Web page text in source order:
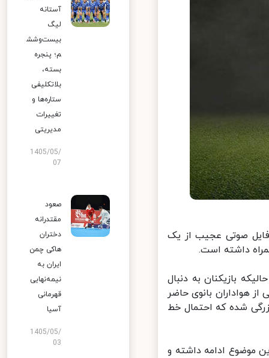
صوتی عجیب از یک
داشته است.
بازیکنان به دنبال
هواداران بانوی حاضر
شده که احتمال خط
موضوع ادامه داشته و
آستانه
لیگ
بیست‌وشش
م؛ پنجره
بسته،
بلاتکلیفی
ستاره‌ها و
تغییرات
مدیریتی
1405/05/
07
صعود
مقتدرانه
دختران
هاکی چمن
ایران به
نیمه‌نهایی
قهرمانی
آسیا
1405/05/
03